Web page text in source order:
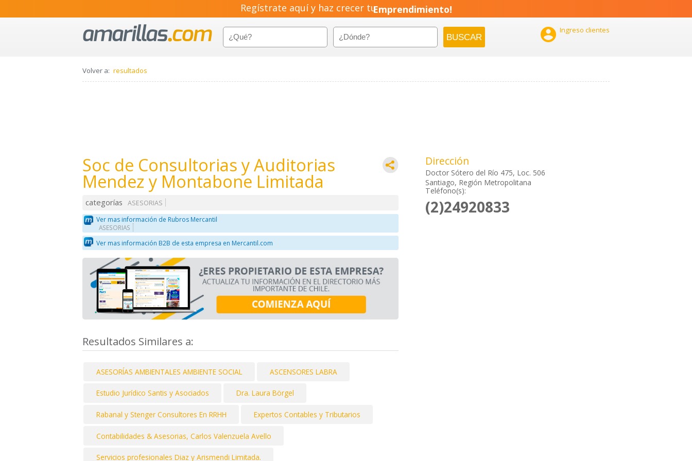
Regístrate aquí y haz crecer tuEmprendimiento!
 Ingreso clientes
Volver a: resultados
Soc de Consultorias y Auditorias
Mendez y Montabone Limitada
categorías
ASESORIAS
Ver mas información de Rubros Mercantil
ASESORIAS
Ver mas información B2B de esta empresa en Mercantil.com
Resultados Similares a:
ASESORÍAS AMBIENTALES AMBIENTE SOCIAL ASCENSORES LABRA
Estudio Jurídico Santis y Asociados Dra. Laura Börgel
Rabanal y Stenger Consultores En RRHH Expertos Contables y Tributarios
Contabilidades & Asesorias, Carlos Valenzuela Avello
Servicios profesionales Diaz y Arismendi Limitada.
Dirección
Doctor Sótero del Río 475, Loc. 506
Santiago, Región Metropolitana
Teléfono(s):
(2)24920833